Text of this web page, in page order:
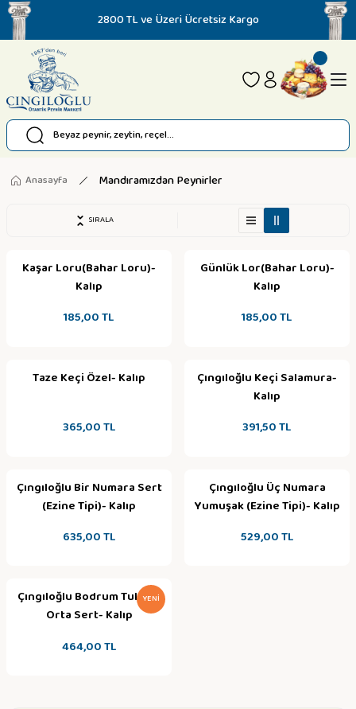
2800 TL ve Üzeri Ücretsiz Kargo
Anasayfa Mandıramızdan Peynirler
SIRALA
Kaşar Loru(Bahar Loru)-
Kalıp
185,00 TL
Günlük Lor(Bahar Loru)-
Kalıp
185,00 TL
Taze Keçi Özel- Kalıp
365,00 TL
Çıngıloğlu Keçi Salamura-
Kalıp
391,50 TL
Çıngıloğlu Bir Numara Sert
(Ezine Tipi)- Kalıp
635,00 TL
Çıngıloğlu Üç Numara
Yumuşak (Ezine Tipi)- Kalıp
529,00 TL
YENI
Çıngıloğlu Bodrum Tulumu
Orta Sert- Kalıp
464,00 TL